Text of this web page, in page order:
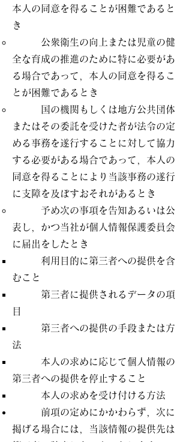
本人の同意を得ることが困難であると
き
公衆衛生の向上または児童の健
全な育成の推進のために特に必要があ
る場合であって，本人の同意を得るこ
とが困難であるとき
国の機関もしくは地方公共団体
またはその委託を受けた者が法令の定
める事務を遂行することに対して協力
する必要がある場合であって，本人の
同意を得ることにより当該事務の遂行
に支障を及ぼすおそれがあるとき
予め次の事項を告知あるいは公
表し，かつ当社が個人情報保護委員会
に届出をしたとき
利用目的に第三者への提供を含
むこと
第三者に提供されるデータの項
目
第三者への提供の手段または方
法
本人の求めに応じて個人情報の
第三者への提供を停止すること
本人の求めを受け付ける方法
前項の定めにかかわらず，次に
掲げる場合には，当該情報の提供先は